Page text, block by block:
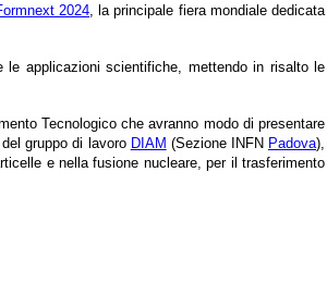
2024, la principale fiera mondiale dedicata
le applicazioni scientifiche, mettendo in risalto le
Tecnologico che avranno modo di presentare
gruppo di lavoro DIAM (Sezione INFN Padova),
e nella fusione nucleare, per il trasferimento